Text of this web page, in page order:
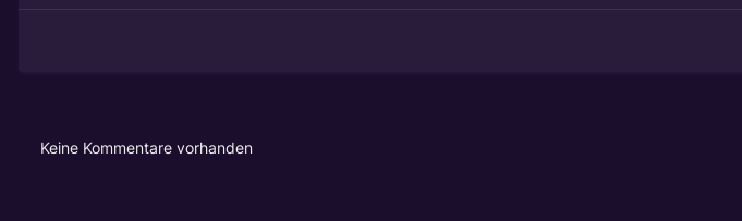
Keine Kommentare vorhanden